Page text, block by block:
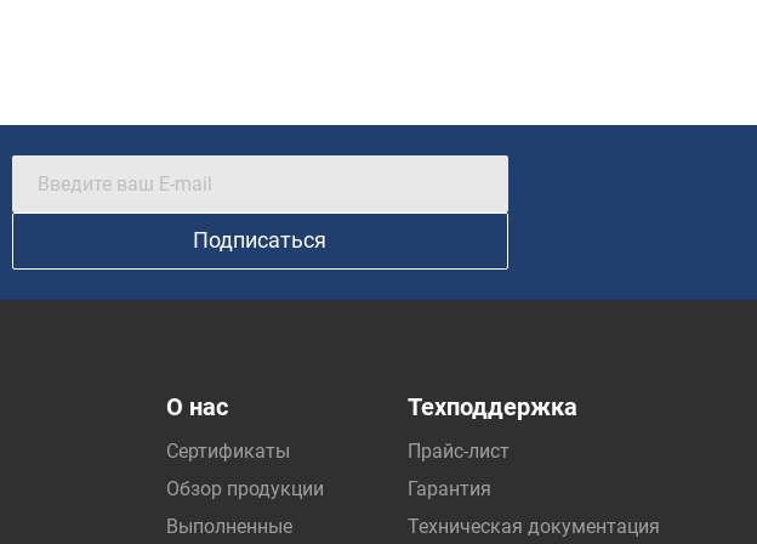
Подписаться
О нас
Сертификаты
Обзор продукции
Выполненные
Техподдержка
Прайс-лист
Гарантия
Техническая документация